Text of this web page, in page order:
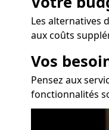
Les alternatives
aux coûts
Vos
Pensez aux
fonctionnalités